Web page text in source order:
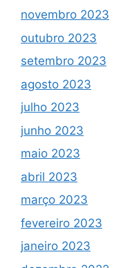
novembro 2023
outubro 2023
setembro 2023
agosto 2023
julho 2023
junho 2023
maio 2023
abril 2023
março 2023
fevereiro 2023
janeiro 2023